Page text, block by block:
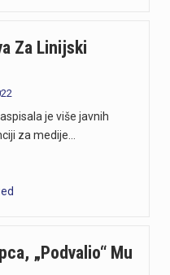
Za Linijski
je više javnih
za medije…
„podvalio“ Mu